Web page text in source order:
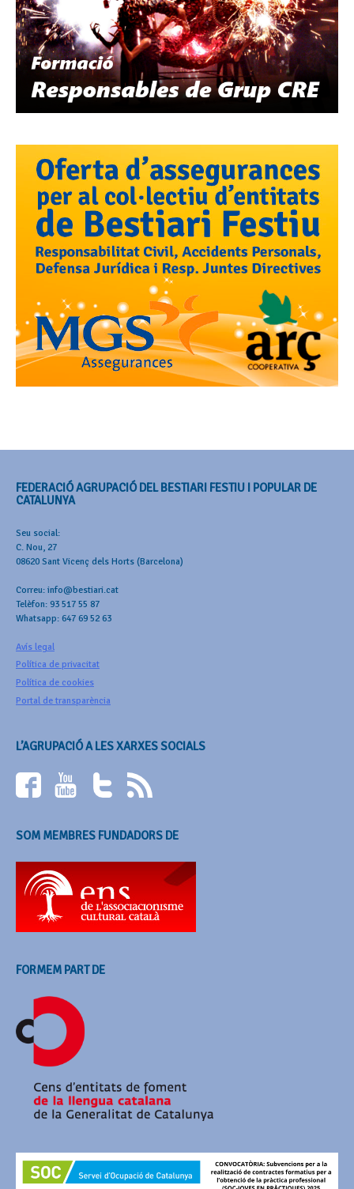
FEDERACIÓ AGRUPACIÓ DEL BESTIARI FESTIU I POPULAR DE
CATALUNYA
Seu social:
C. Nou, 27
08620 Sant Vicenç dels Horts (Barcelona)
Correu: info@bestiari.cat
Telèfon: 93 517 55 87
Whatsapp: 647 69 52 63
Avís legal
Política de privacitat
Política de cookies
Portal de transparència
L’AGRUPACIÓ A LES XARXES SOCIALS
SOM MEMBRES FUNDADORS DE
FORMEM PART DE